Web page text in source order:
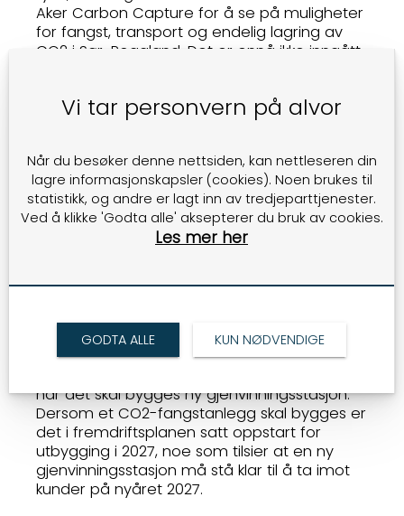
Aker Carbon Capture for å se på muligheter
for fangst, transport og endelig lagring av
CO2 i Sør-Rogaland. Det er ennå ikke inngått
og flytendegjøring. Studien konkluderer med
at fangst er teknisk mulig. Videre utredning
ER KLAR HVIS CO2-
FANGSTVEDTAKET KOMMER
Hos IVAR jobbes det nå med et skisseprosjekt
som sammen med beslutning om bygging
grunnlaget for endelig vedtak om det skal
utgangspunkt i en fremdriftsplan som
forutsetter en beslutning om bygging av
CO2-fangst anlegg i siste kvartal 2024. Dette
når det skal bygges ny gjenvinningsstasjon.
Dersom et CO2-fangstanlegg skal bygges er
det i fremdriftsplanen satt oppstart for
utbygging i 2027, noe som tilsier at en ny
gjenvinningsstasjon må stå klar til å ta imot
kunder på nyåret 2027.
Vi tar personvern på alvor
Når du besøker denne nettsiden, kan nettleseren din
lagre informasjonskapsler (cookies). Noen brukes til
statistikk, og andre er lagt inn av tredjeparttjenester.
Ved å klikke 'Godta alle' aksepterer du bruk av cookies.
Les mer her
GODTA ALLE KUN NØDVENDIGE